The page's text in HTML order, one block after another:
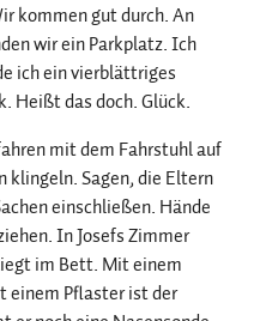
kommen gut durch. An
wir ein Parkplatz. Ich
ich ein vierblättriges
Heißt das doch. Glück.
mit dem Fahrstuhl auf
Sagen, die Eltern
einschließen. Hände
In Josefs Zimmer
im Bett. Mit einem
einem Pflaster ist der